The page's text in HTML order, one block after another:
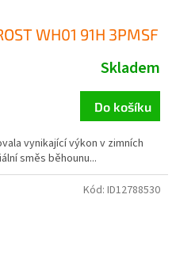
WH01 91H 3PMSF
Skladem
Do košíku
vynikající výkon v zimních
směs běhounu...
Kód: ID12788530